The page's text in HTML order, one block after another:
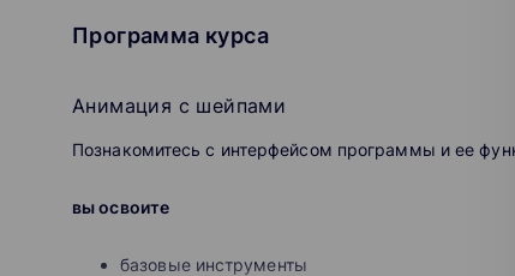
Этой прямой путь в дизайн.Выбирайте
или новую профессию целиком. Только
Программа курса
Анимация с шейпами
Познакомитесь с интерфейсом программы и ее
вы освоите
базовые инструменты